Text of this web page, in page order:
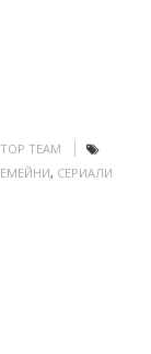
TEAM
, СЕРИАЛИ